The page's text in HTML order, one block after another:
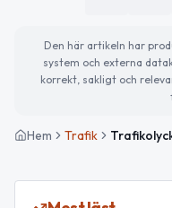
Den här artikeln har
system och externa
korrekt, sakligt och
Hem Trafik